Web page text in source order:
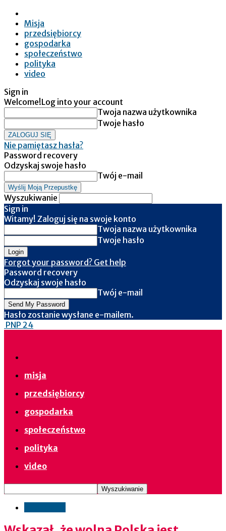
Misja
przedsiębiorcy
gospodarka
społeczeństwo
polityka
video
Sign in
Welcome!Log into your account
Twoja nazwa użytkownika
Twoje hasło
Nie pamiętasz hasła?
Password recovery
Odzyskaj swoje hasło
Twój e-mail
Wyszukiwanie
Sign in
Witamy! Zaloguj się na swoje konto
Twoja nazwa użytkownika
Twoje hasło
Forgot your password? Get help
Password recovery
Odzyskaj swoje hasło
Twój e-mail
Hasło zostanie wysłane e-mailem.
PNP 24
misja
przedsiębiorcy
gospodarka
społeczeństwo
polityka
video